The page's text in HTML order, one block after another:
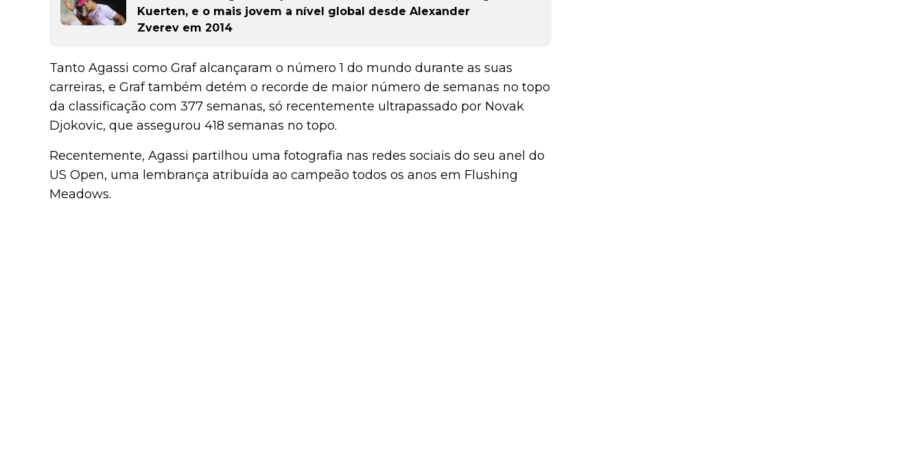
Kuerten, e o mais jovem a nível global desde Alexander
Zverev em 2014
Tanto Agassi como Graf alcançaram o número 1 do mundo durante as suas
carreiras, e Graf também detém o recorde de maior número de semanas no topo
da classificação com 377 semanas, só recentemente ultrapassado por Novak
Djokovic, que assegurou 418 semanas no topo.
Recentemente, Agassi partilhou uma fotografia nas redes sociais do seu anel do
US Open, uma lembrança atribuída ao campeão todos os anos em Flushing
Meadows.